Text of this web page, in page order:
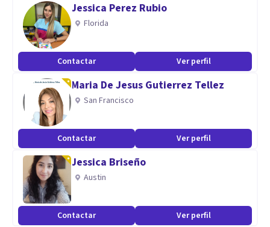
Jessica Perez Rubio
Florida
Contactar Ver perfil
Maria De Jesus Gutierrez Tellez
San Francisco
Contactar Ver perfil
Jessica Briseño
Austin
Contactar Ver perfil